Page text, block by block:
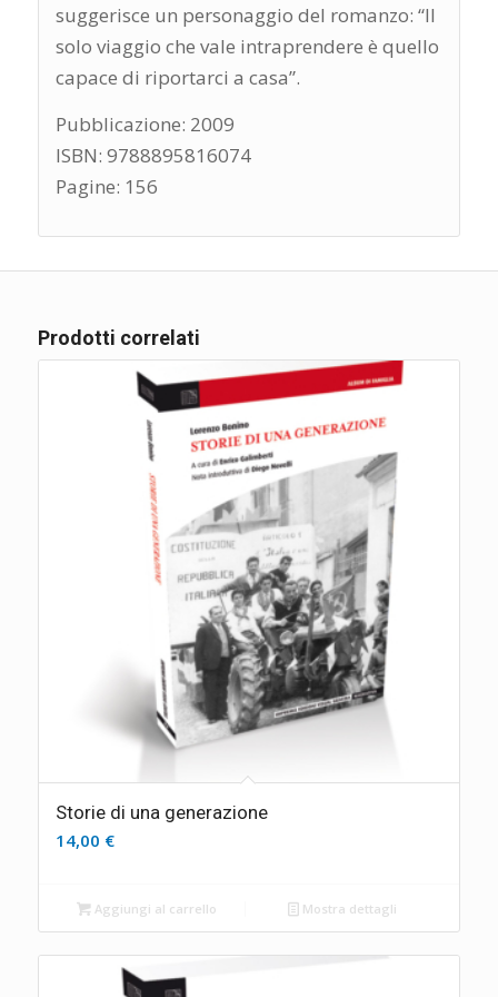
suggerisce un personaggio del romanzo: “Il
solo viaggio che vale intraprendere è quello
capace di riportarci a casa”.
Pubblicazione: 2009
ISBN: 9788895816074
Pagine: 156
Prodotti correlati
Storie di una generazione
14,00 €
Aggiungi al carrello Mostra dettagli